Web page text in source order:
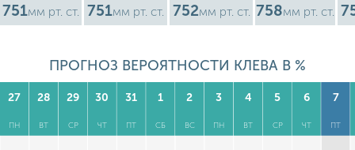
751мм рт. ст. 751мм рт. ст. 752мм рт. ст. 758мм рт. ст.
ПРОГНОЗ ВЕРОЯТНОСТИ КЛЕВА В %
27
ПН
28
ВТ
29
СР
30
ЧТ
31
ПТ
1
СБ
2
ВС
3
ПН
4
ВТ
5
СР
6
ЧТ
7
ПТ